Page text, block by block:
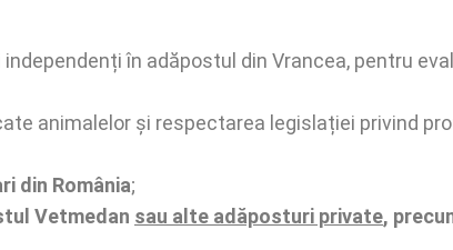
în adăpostul din Vrancea, pentru
animalelor și respectarea legislației privind
din România;
Vetmedan sau alte adăposturi private,